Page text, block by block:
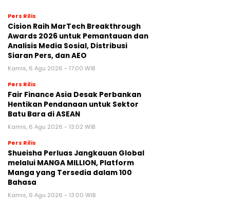
Pers Rilis
Cision Raih MarTech Breakthrough
Awards 2026 untuk Pemantauan dan
Analisis Media Sosial, Distribusi
Siaran Pers, dan AEO
Kamis, 6 Agu 2026 - 17:00 WIB
Pers Rilis
Fair Finance Asia Desak Perbankan
Hentikan Pendanaan untuk Sektor
Batu Bara di ASEAN
Kamis, 6 Agu 2026 - 13:02 WIB
Pers Rilis
Shueisha Perluas Jangkauan Global
melalui MANGA MILLION, Platform
Manga yang Tersedia dalam 100
Bahasa
Kamis, 6 Agu 2026 - 13:00 WIB